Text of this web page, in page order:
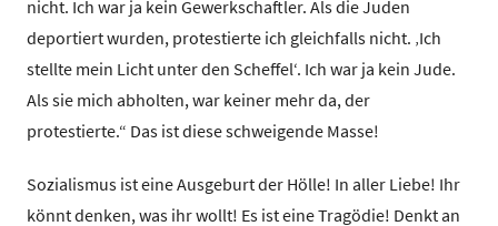
nicht. Ich war ja kein Gewerkschaftler. Als die Juden
deportiert wurden, protestierte ich gleichfalls nicht. ‚Ich
stellte mein Licht unter den Scheffel‘. Ich war ja kein Jude.
Als sie mich abholten, war keiner mehr da, der
protestierte.“ Das ist diese schweigende Masse!
Sozialismus ist eine Ausgeburt der Hölle! In aller Liebe! Ihr
könnt denken, was ihr wollt! Es ist eine Tragödie! Denkt an